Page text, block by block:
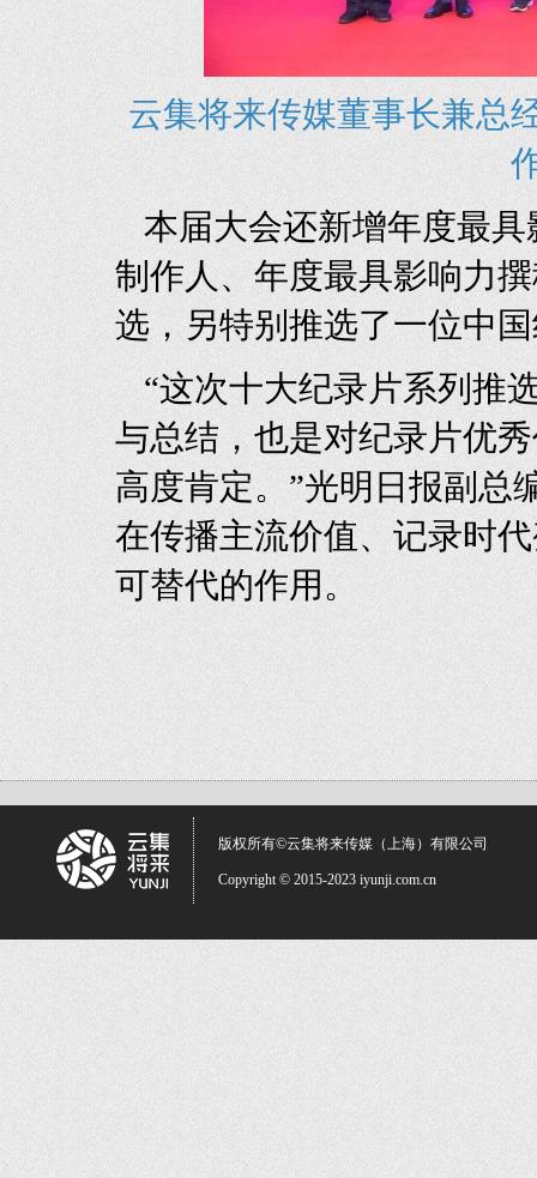
云集将来传媒董事长兼总
本届大会还新增年度最
制作人、年度最具影响力
选，另特别推选了一位中
“这次十大纪录片系列推
与总结，也是对纪录片优
高度肯定。”光明日报副总
在传播主流价值、记录时
可替代的作用。
版权所有©云集将来传媒（上海）有限公司
Copyright © 2015-2023 iyunji.com.cn